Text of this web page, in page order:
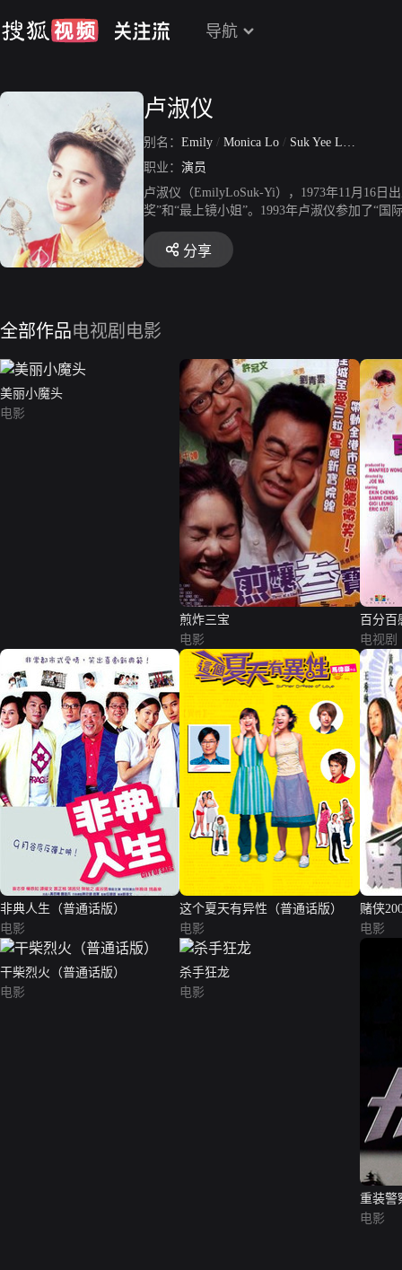
导航
卢淑仪
别名： Emily / Monica Lo / Suk Yee Lo /
职业： 演员
卢淑仪（EmilyLoSuk-Yi），1973年11月16日
奖”和“最上镜小姐”。1993年卢淑仪参加了“
2006年11月28日在香港正式结婚。2007年10
分享
全部作品电视剧 电影
美丽小魔头
电影
煎炸三宝
电影
百分百
电视剧
非典人生（普通话版）
电影
这个夏天有异性（普通话版）
电影
赌侠
电影
干柴烈火（普通话版）
电影
杀手狂龙
电影
重装警
电影